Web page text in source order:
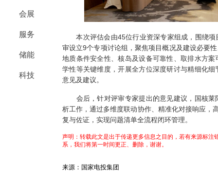
会展
服务
储能
科技
本次评估会由45位行业资深专家组成，围绕项
审设立9个专项讨论组，聚焦项目概况及建设必要
地质条件安全性、核岛及设备可靠性、取排水方
学性等关键维度，开展全方位深度研讨与精细化
意见及建议。
会后，针对评审专家提出的意见建议，国核莱
析工作，通过多维度联动协作、精准化对接响应，
复与佐证，实现问题清单全流程闭环管理。
声明：转载此文是出于传递更多信息之目的，若有来源标
系，我们将第一时间更正、删除，谢谢。
来源：国家电投集团